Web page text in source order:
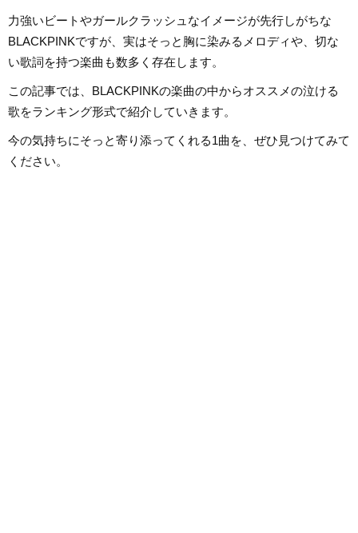
力強いビートやガールクラッシュなイメージが先行しがちな
BLACKPINKですが、実はそっと胸に染みるメロディや、切な
い歌詞を持つ楽曲も数多く存在します。
この記事では、BLACKPINKの楽曲の中からオススメの泣ける
歌をランキング形式で紹介していきます。
今の気持ちにそっと寄り添ってくれる1曲を、ぜひ見つけてみて
ください。